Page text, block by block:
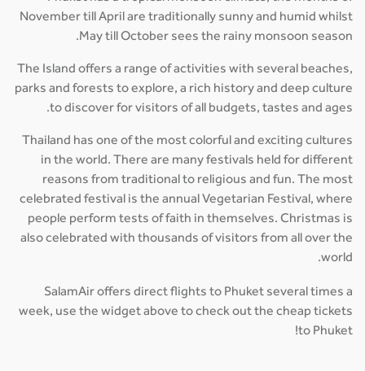
November till April are traditionally sunny and humid whilst
May till October sees the rainy monsoon season.
The Island offers a range of activities with several beaches,
parks and forests to explore, a rich history and deep culture
to discover for visitors of all budgets, tastes and ages.
Thailand has one of the most colorful and exciting cultures
in the world. There are many festivals held for different
reasons from traditional to religious and fun. The most
celebrated festival is the annual Vegetarian Festival, where
people perform tests of faith in themselves. Christmas is
also celebrated with thousands of visitors from all over the
world.
SalamAir offers direct flights to Phuket several times a
week, use the widget above to check out the cheap tickets
to Phuket!